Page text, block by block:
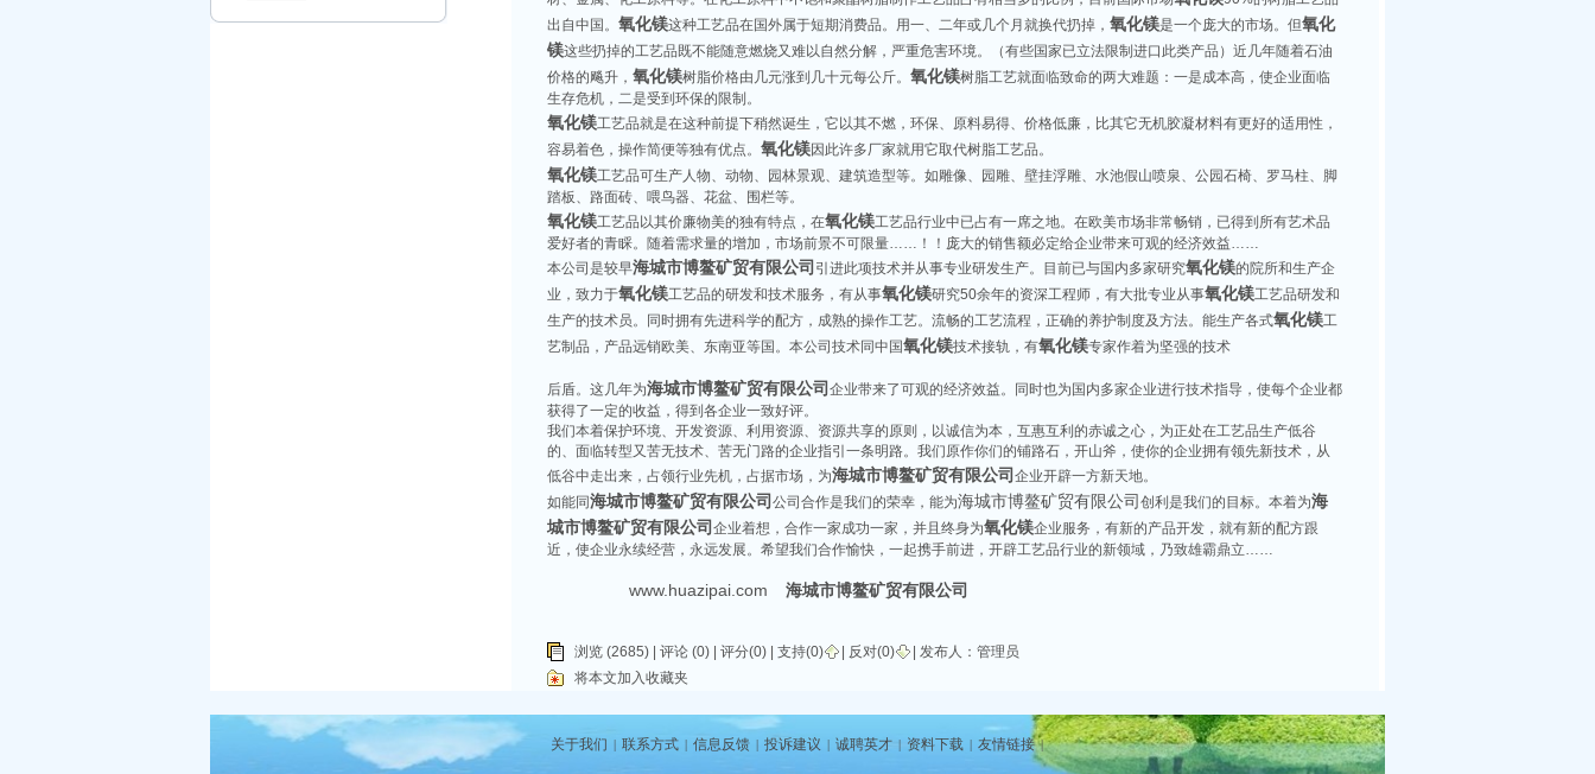
出自中国。 氧化镁这种工艺品在国外属于短期消费品。用一、二年或几个月就换代扔掉， 氧化镁是一个庞大的市场。但氧化
镁这些扔掉的工艺品既不能随意燃烧又难以自然分解，严重危害环境。（有些国家已立法限制进口此类产品）近几年随着石油
价格的飚升， 氧化镁树脂价格由几元涨到几十元每公斤。 氧化镁树脂工艺就面临致命的两大难题：一是成本高，使企业面临
生存危机，二是受到环保的限制。
氧化镁工艺品就是在这种前提下稍然诞生，它以其不燃，环保、原料易得、价格低廉，比其它无机胶凝材料有更好的适用性，
容易着色，操作简便等独有优点。 氧化镁因此许多厂家就用它取代树脂工艺品。
氧化镁工艺品可生产人物、动物、园林景观、建筑造型等。如雕像、园雕、壁挂浮雕、水池假山喷泉、公园石椅、罗马柱、脚
踏板、路面砖、喂鸟器、花盆、围栏等。
氧化镁工艺品以其价廉物美的独有特点，在氧化镁工艺品行业中已占有一席之地。在欧美市场非常畅销，已得到所有艺术品
爱好者的青睬。随着需求量的增加，市场前景不可限量……！！庞大的销售额必定给企业带来可观的经济效益……
本公司是较早海城市博鳌矿贸有限公司 引进此项技术并从事专业研发生产。目前已与国内多家研究氧化镁的院所和生产企
业，致力于氧化镁工艺品的研发和技术服务，有从事氧化镁研究50余年的资深工程师，有大批专业从事氧化镁工艺品研发和
生产的技术员。同时拥有先进科学的配方，成熟的操作工艺。流畅的工艺流程，正确的养护制度及方法。能生产各式氧化镁工
艺制品，产品远销欧美、东南亚等国。本公司技术同中国氧化镁技术接轨，有氧化镁专家作着为坚强的技术
后盾。这几年为海城市博鳌矿贸有限公司 企业带来了可观的经济效益。同时也为国内多家企业进行技术指导，使每个企业都
获得了一定的收益，得到各企业一致好评。
我们本着保护环境、开发资源、利用资源、资源共享的原则，以诚信为本，互惠互利的赤诚之心，为正处在工艺品生产低谷
的、面临转型又苦无技术、苦无门路的企业指引一条明路。我们原作你们的铺路石，开山斧，使你的企业拥有领先新技术，从
低谷中走出来，占领行业先机，占据市场，为海城市博鳌矿贸有限公司 企业开辟一方新天地。
如能同海城市博鳌矿贸有限公司 公司合作是我们的荣幸，能为海城市博鳌矿贸有限公司 创利是我们的目标。本着为海
城市博鳌矿贸有限公司 企业着想，合作一家成功一家，并且终身为氧化镁企业服务，有新的产品开发，就有新的配方跟
近，使企业永续经营，永远发展。希望我们合作愉快，一起携手前进，开辟工艺品行业的新领域，乃致雄霸鼎立……
www.huazipai.com 海城市博鳌矿贸有限公司
浏览 (2685) | 评论 (0) | 评分(0) | 支持(0) 反对(0) | 发布人： 管理员
将本文加入收藏夹
关于我们 | 联系方式 | 信息反馈 | 投诉建议 | 诚聘英才 | 资料下载 | 友情链接 |